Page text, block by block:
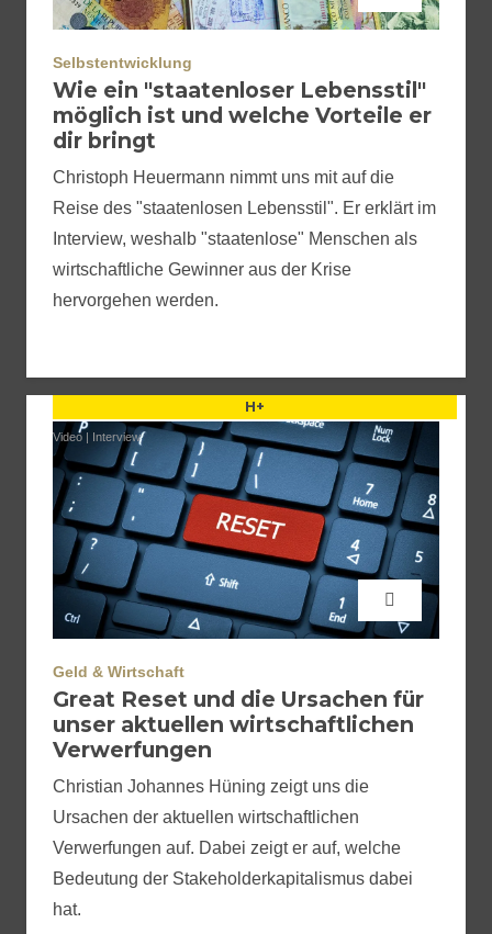
Selbstentwicklung
Wie ein "staatenloser Lebensstil"
möglich ist und welche Vorteile er
dir bringt
Christoph Heuermann nimmt uns mit auf die
Reise des "staatenlosen Lebensstil". Er erklärt im
Interview, weshalb "staatenlose" Menschen als
wirtschaftliche Gewinner aus der Krise
hervorgehen werden.
Geld & Wirtschaft
Great Reset und die Ursachen für
unser aktuellen wirtschaftlichen
Verwerfungen
Christian Johannes Hüning zeigt uns die
Ursachen der aktuellen wirtschaftlichen
Verwerfungen auf. Dabei zeigt er auf, welche
Bedeutung der Stakeholderkapitalismus dabei
hat.
H+
Video | Interview